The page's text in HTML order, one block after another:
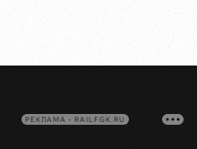
РЕКЛАМА • RAILFGK.RU